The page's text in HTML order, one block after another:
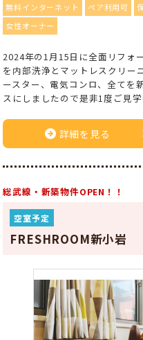
無料インターネット
ペア利用可
女性オーナー
2024年の1月15日に全面リフォ
を内部洗浄とマットレスクリー
ースター、電気コンロ、全てを
スにしましたので是非1度ご見
詳細を見る
総武線・新築物件OPEN！！
空室予定
FRESHROOM新小岩